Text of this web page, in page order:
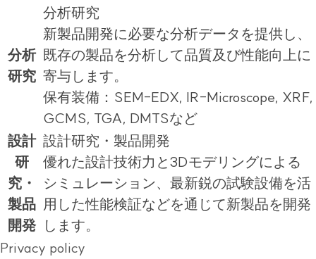
分析
研究
分析研究
新製品開発に必要な分析データを提供し、
既存の製品を分析して品質及び性能向上に
寄与します。
保有装備：SEM-EDX, IR-Microscope, XRF,
GCMS, TGA, DMTSなど
設計
研
究・
製品
開発
設計研究・製品開発
優れた設計技術力と3Dモデリングによる
シミュレーション、最新鋭の試験設備を活
用した性能検証などを通じて新製品を開発
します。
Privacy policy